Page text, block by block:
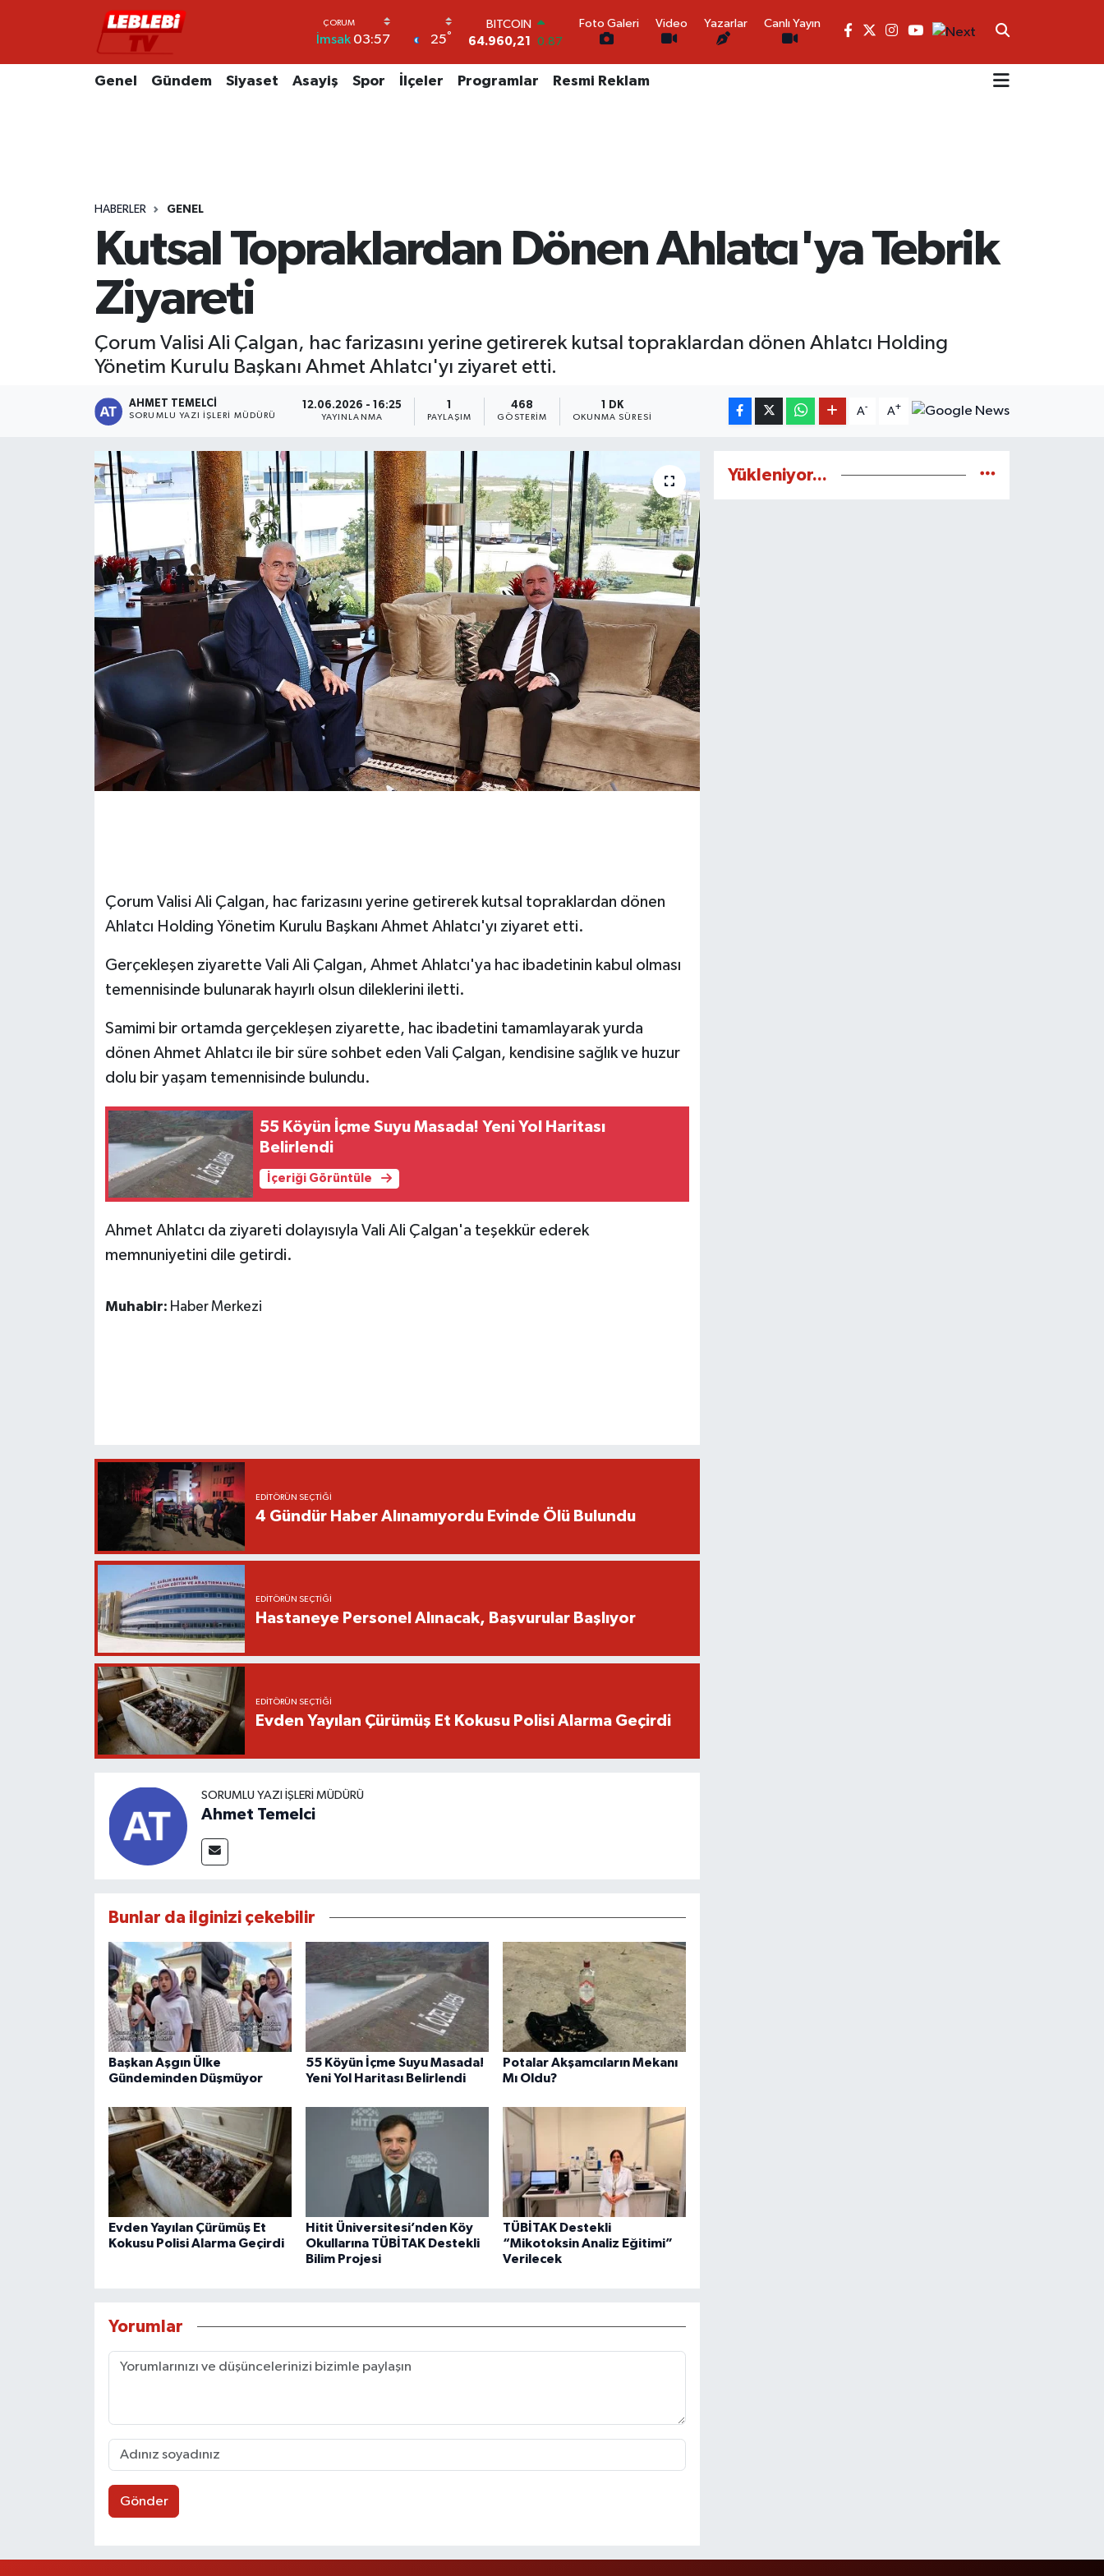
İmsak 03:57 25°
DOLAR
47,7436
0.18
EURO
55,2510 0.32
Foto Galeri Video Yazarlar Canlı Yayın
Genel Gündem Siyaset Asayiş Spor İlçeler Programlar Resmi Reklam
HABERLER GENEL
Kutsal Topraklardan Dönen Ahlatcı'ya Tebrik
Ziyareti
Çorum Valisi Ali Çalgan, hac farizasını yerine getirerek kutsal topraklardan dönen Ahlatcı Holding
Yönetim Kurulu Başkanı Ahmet Ahlatcı'yı ziyaret etti.
AHMET TEMELCI
SORUMLU YAZI İŞLERI MÜDÜRÜ
12.06.2026 - 16:25
YAYINLANMA
1
PAYLAŞIM
468
GÖSTERIM
1 DK
OKUNMA SÜRESI
A- A+
Çorum Valisi Ali Çalgan, hac farizasını yerine getirerek kutsal topraklardan dönen
Ahlatcı Holding Yönetim Kurulu Başkanı Ahmet Ahlatcı'yı ziyaret etti.
Gerçekleşen ziyarette Vali Ali Çalgan, Ahmet Ahlatcı'ya hac ibadetinin kabul olması
temennisinde bulunarak hayırlı olsun dileklerini iletti.
Samimi bir ortamda gerçekleşen ziyarette, hac ibadetini tamamlayarak yurda
dönen Ahmet Ahlatcı ile bir süre sohbet eden Vali Çalgan, kendisine sağlık ve huzur
dolu bir yaşam temennisinde bulundu.
55 Köyün İçme Suyu Masada! Yeni Yol Haritası
Belirlendi
İçeriği Görüntüle
Ahmet Ahlatcı da ziyareti dolayısıyla Vali Ali Çalgan'a teşekkür ederek
memnuniyetini dile getirdi.
Muhabir: Haber Merkezi
EDITÖRÜN SEÇTIĞI
4 Gündür Haber Alınamıyordu Evinde Ölü Bulundu
EDITÖRÜN SEÇTIĞI
Hastaneye Personel Alınacak, Başvurular Başlıyor
EDITÖRÜN SEÇTIĞI
Evden Yayılan Çürümüş Et Kokusu Polisi Alarma Geçirdi
SORUMLU YAZI İŞLERI MÜDÜRÜ
Ahmet Temelci
Bunlar da ilginizi çekebilir
Başkan Aşgın Ülke
Gündeminden Düşmüyor
55 Köyün İçme Suyu Masada!
Yeni Yol Haritası Belirlendi
Potalar Akşamcıların Mekanı
Mı Oldu?
Evden Yayılan Çürümüş Et
Kokusu Polisi Alarma Geçirdi
Hitit Üniversitesi’nden Köy
Okullarına TÜBİTAK Destekli
Bilim Projesi
TÜBİTAK Destekli
“Mikotoksin Analiz Eğitimi”
Verilecek
Yorumlar
Gönder
Yükleniyor...
Hava Durumu
Tüm Manşetler
Haber Arşivi